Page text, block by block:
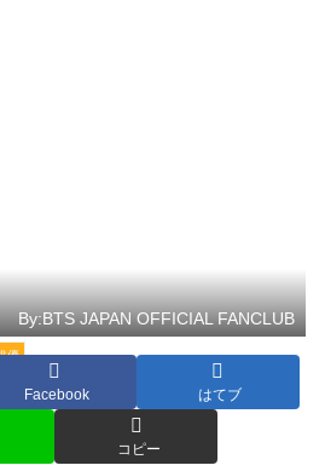
優
By:BTS JAPAN OFFICIAL FANCLUB
Facebook はてブ
コピー